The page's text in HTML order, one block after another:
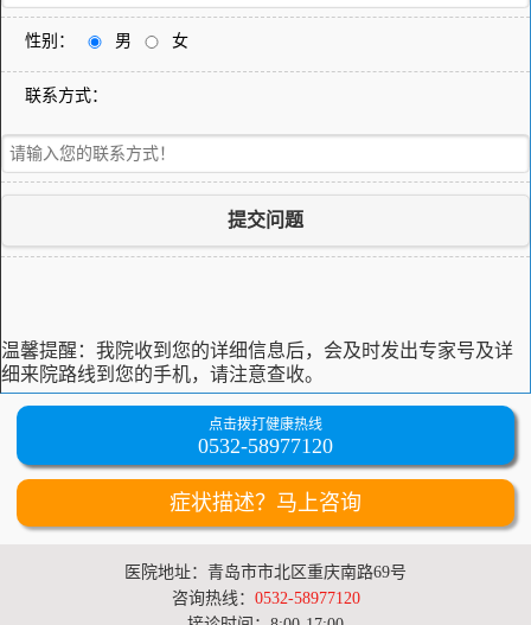
性别： 男 女
联系方式：
提交问题
温馨提醒： 我院收到您的详细信息后，会及时发出专家号及详
细来院路线到您的手机，请注意查收。
点击拨打健康热线
0532-58977120
症状描述？马上咨询
医院地址：青岛市市北区重庆南路69号
咨询热线： 0532-58977120